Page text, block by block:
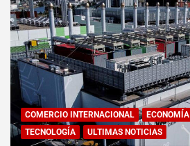
COMERCIO INTERNACIONAL ECONOMÍA
TECNOLOGÍA
ULTIMAS NOTICIAS